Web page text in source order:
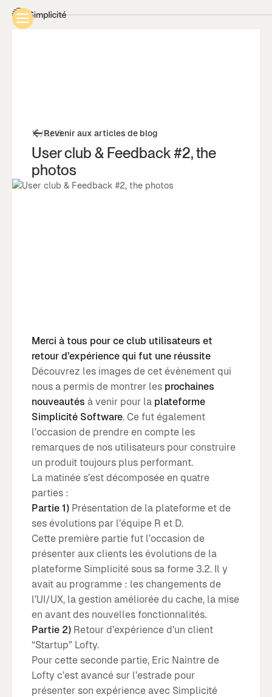
Revenir aux articles de blog
15/2/16
User club & Feedback #2, the
photos
Merci à tous pour ce club utilisateurs et
retour d’expérience qui fut une réussite
Découvrez les images de cet évènement qui
nous a permis de montrer les prochaines
nouveautés à venir pour la plateforme
Simplicité Software. Ce fut également
l’occasion de prendre en compte les
remarques de nos utilisateurs pour construire
un produit toujours plus performant.
La matinée s’est décomposée en quatre
parties :
Partie 1) Présentation de la plateforme et de
ses évolutions par l’équipe R et D.
Cette première partie fut l’occasion de
présenter aux clients les évolutions de la
plateforme Simplicité sous sa forme 3.2. Il y
avait au programme : les changements de
l’UI/UX, la gestion améliorée du cache, la mise
en avant des nouvelles fonctionnalités.
Partie 2) Retour d’expérience d’un client
“Startup” Lofty.
Pour cette seconde partie, Eric Naintre de
Lofty c’est avancé sur l’estrade pour
présenter son expérience avec Simplicité